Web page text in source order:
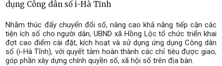
dụng Công dân số i-Hà Tĩnh
Nhằm thúc đẩy chuyển đổi số, nâng cao khả năng tiếp cận các
tiện ích số cho người dân, UBND xã Hồng Lộc tổ chức triển khai
đợt cao điểm cài đặt, kích hoạt và sử dụng ứng dụng Công dân
số (i-Hà Tĩnh), với quyết tâm hoàn thành các chỉ tiêu được giao,
góp phần xây dựng chính quyền số, xã hội số trên địa bàn.